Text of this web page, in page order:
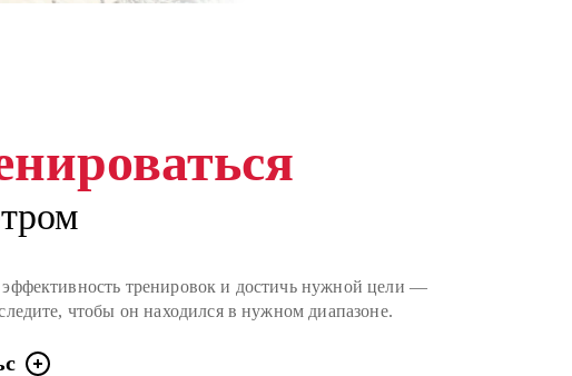
тренировок и достичь нужной цели —
чтобы он находился в нужном диапазоне.